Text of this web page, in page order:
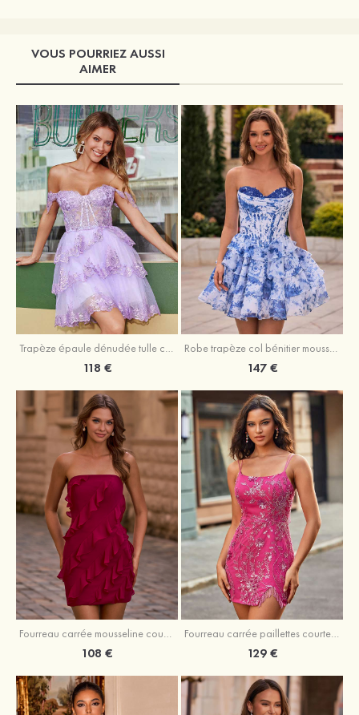
VOUS POURRIEZ AUSSI
AIMER
Trapèze épaule dénudée tulle courte/mini robe de fête de la rentrée avec paillettes
118 €
Robe trapèze col bénitier mousseline courte/mini robe de fête de la rentrée avec appliqué
147 €
Fourreau carrée mousseline courte/mini robe de fête de la rentré avec volants
108 €
Fourreau carrée paillettes courte/mini robe de fête de la rentrée
129 €